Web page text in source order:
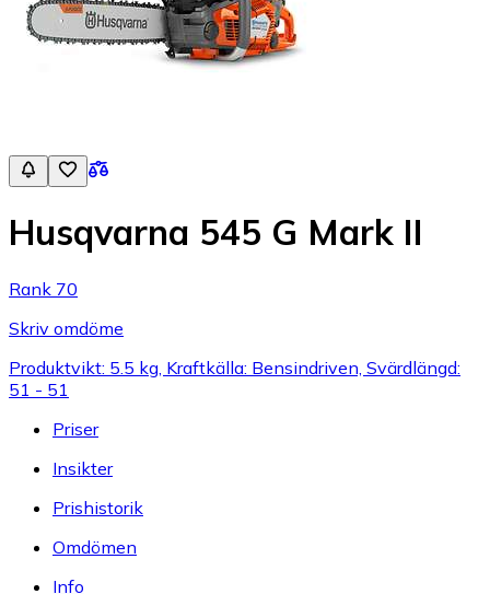
Husqvarna 545 G Mark II
Rank 70
Skriv omdöme
Produktvikt: 5.5 kg, Kraftkälla: Bensindriven, Svärdlängd:
51 - 51
Priser
Insikter
Prishistorik
Omdömen
Info